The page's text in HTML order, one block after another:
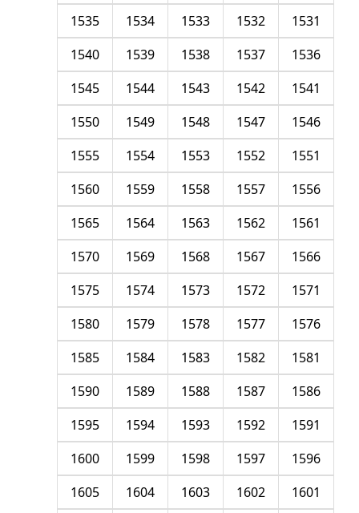
1531
1532
1533
1534
1535
1536
1537
1538
1539
1540
1541
1542
1543
1544
1545
1546
1547
1548
1549
1550
1551
1552
1553
1554
1555
1556
1557
1558
1559
1560
1561
1562
1563
1564
1565
1566
1567
1568
1569
1570
1571
1572
1573
1574
1575
1576
1577
1578
1579
1580
1581
1582
1583
1584
1585
1586
1587
1588
1589
1590
1591
1592
1593
1594
1595
1596
1597
1598
1599
1600
1601
1602
1603
1604
1605